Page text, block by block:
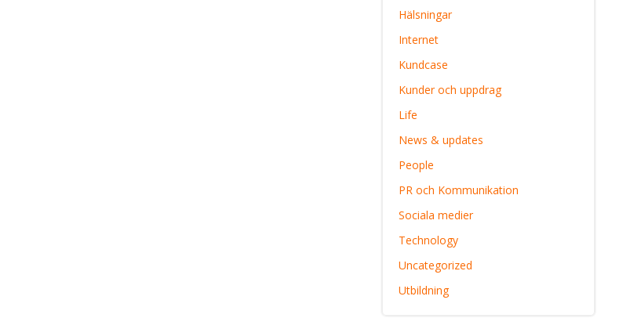
Hälsningar
Internet
Kundcase
Kunder och uppdrag
Life
News & updates
People
PR och Kommunikation
Sociala medier
Technology
Uncategorized
Utbildning